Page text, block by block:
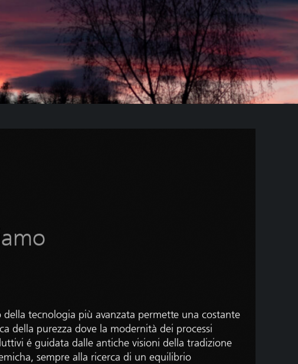
della tecnologia più avanzata permette una costante
della purezza dove la modernità dei processi
é guidata dalle antiche visioni della tradizione
sempre alla ricerca di un equilibrio